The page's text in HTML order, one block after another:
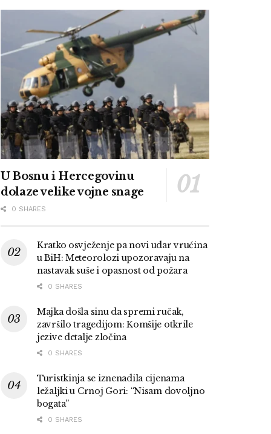
U Bosnu i Hercegovinu
dolaze velike vojne snage
0 SHARES
Kratko osvježenje pa novi udar vrućina
u BiH: Meteorolozi upozoravaju na
nastavak suše i opasnost od požara
0 SHARES
Majka došla sinu da spremi ručak,
završilo tragedijom: Komšije otkrile
jezive detalje zločina
0 SHARES
Turistkinja se iznenadila cijenama
ležaljki u Crnoj Gori: “Nisam dovoljno
bogata”
0 SHARES